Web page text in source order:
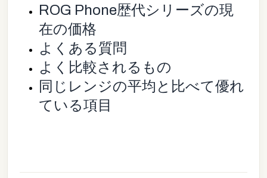
ROG Phone歴代シリーズの現
在の価格
よくある質問
よく比較されるもの
同じレンジの平均と比べて優れ
ている項目